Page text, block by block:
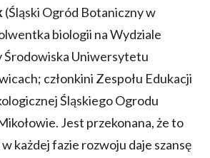
(Śląski Ogród Botaniczny w
biologii na Wydziale
Środowiska Uniwersytetu
członkini Zespołu Edukacji
Śląskiego Ogrodu
Jest przekonana, że to
każdej fazie rozwoju daje szansę